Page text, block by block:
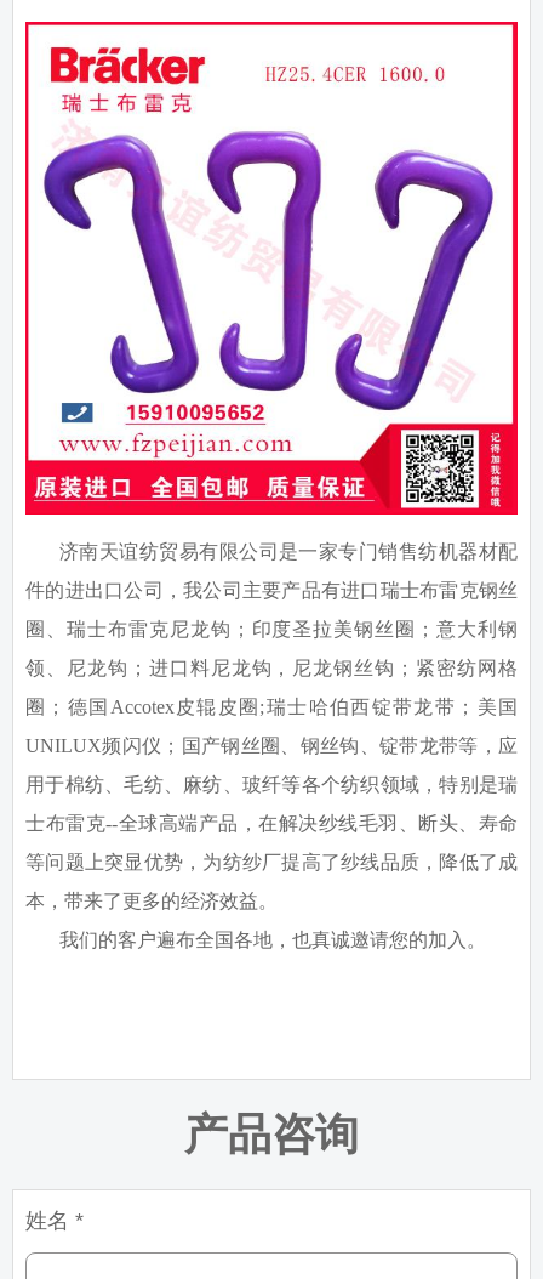
济南天谊纺贸易有限公司是一家专门销售纺机器材配
件的进出口公司，我公司主要产品有进口瑞士布雷克钢丝
圈、瑞士布雷克尼龙钩；印度圣拉美钢丝圈；意大利钢
领、尼龙钩；进口料尼龙钩，尼龙钢丝钩；紧密纺网格
圈；德国 Accotex皮辊皮圈 ;瑞士哈伯西锭带龙带；美国
UNILUX频闪仪；国产钢丝圈、钢丝钩、锭带龙带等，应
用于棉纺、毛纺、麻纺、玻纤等各个纺织领域，特别是瑞
士布雷克--全球高端产品，在解决纱线毛羽、断头、寿命
等问题上突显优势，为纺纱厂提高了纱线品质，降低了成
本，带来了更多的经济效益。
我们的客户遍布全国各地，也真诚邀请您的加入。
产品咨询
姓名 *